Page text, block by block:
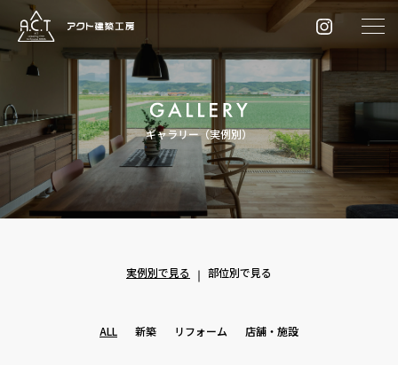
ギャラリー（実例別）
実例別で見る 部位別で見る
ALL 新築 リフォーム 店舗・施設